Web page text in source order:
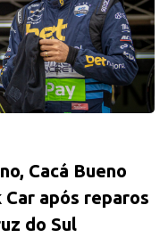
Cacá Bueno
após reparos
do Sul